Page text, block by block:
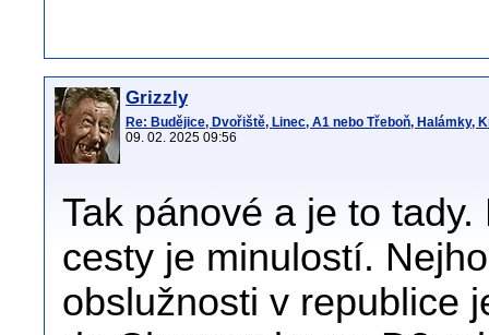
Grizzly
Re: Budějice, Dvořiště, Linec, A1 nebo Třeboň, Halámky,
09. 02. 2025 09:56
Tak pánové a je to
cesty je minulostí.
obslužnosti v republice